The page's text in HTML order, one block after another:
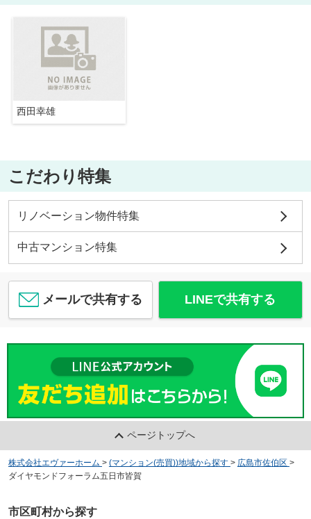
西田幸雄
こだわり特集
リノベーション物件特集
中古マンション特集
メールで共有する LINEで共有する
ページトップへ
株式会社エヴァーホーム > (マンション(売買))地域から探す > 広島市佐伯区 >
ダイヤモンドフォーラム五日市皆賀
市区町村から探す